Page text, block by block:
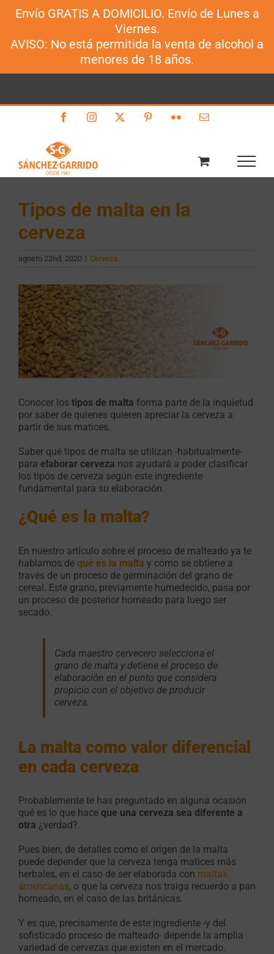
Envío GRATIS A DOMICILIO. Envío de Lunes a
Viernes.
AVISO: No está permitida la venta de alcohol a
menores de 18 años.
FacebookInstagram PinterestFlickr Correo
Tipos de malta en la
cerveza
agosto 22nd, 2020 | Cerveza
Ver
imagen
más
grande
Conocer los tipos de malta forma parte de la inquietud
por saber de quienes quieren apreciar la cerveza a
partir de sus matices.
Saber qué tipos de malta se utilizan -habitualmente-
para elaborar cerveza nos ayudará a poder clasificar
los tipos de cerveza según este ingrediente
fundamental para su elaboración.
¿Qué es la malta?
En nuestro artículo sobre el proceso de malteado ya te
hablamos de qué es la malta y cómo se obtiene a
través de un proceso de germinación del grano de
cereal. Este grano, previamente humedecido, pasa por
un proceso de posterior horneado para luego ser
secado.
Cada maestro cervecero selecciona el
grano de malta y detiene el proceso de
elaboración en el punto que considera
propicio con el objetivo de producir
cerveza.
La malta como valor diferencial
en cada cerveza
Probablemente te has preguntado en alguna ocasión
qué es lo que hace que una cerveza sea diferente a
otra ¿verdad?.
Pues bien, de detalles como el origen de la malta
puede depender que la cerveza tenga matices más
herbales, en el caso de ser elaborada con maltas
americanas, o que la cerveza nos traiga recuerdo a pan
horneado, en el caso de las británicas.
Y es que, precisamente de este ingrediente -y del
sofisticado proceso de malteado- depende la amplia
variedad de cervezas que existen en el mercado.
Sánchez-Garrido